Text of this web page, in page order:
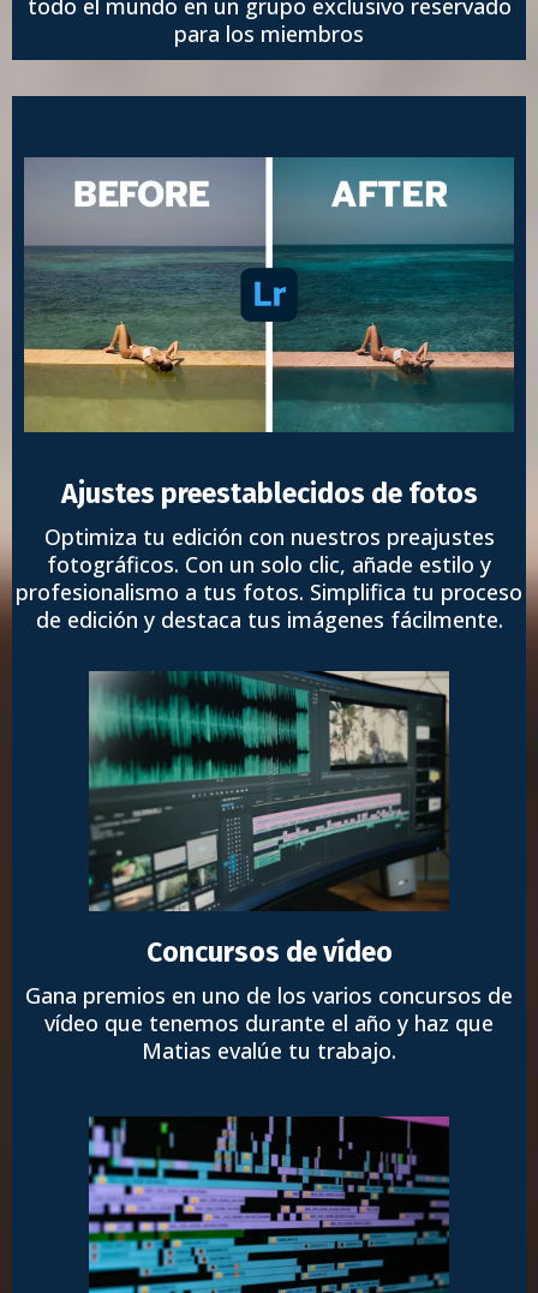
todo el mundo en un grupo exclusivo reservado
para los miembros
Ajustes preestablecidos de fotos
Optimiza tu edición con nuestros preajustes
fotográficos. Con un solo clic, añade estilo y
profesionalismo a tus fotos. Simplifica tu proceso
de edición y destaca tus imágenes fácilmente.
Concursos de vídeo
Gana premios en uno de los varios concursos de
vídeo que tenemos durante el año y haz que
Matias evalúe tu trabajo.